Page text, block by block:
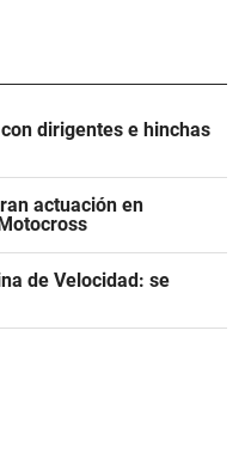
dirigentes e hinchas
actuación en
de Velocidad: se